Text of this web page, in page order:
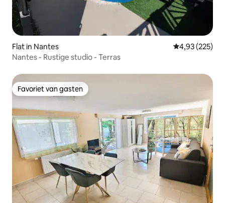
Flat in Nantes Gemiddelde
4,93 (225)
Nantes - Rustige studio - Terras
Favoriet van gasten
Favoriet van gasten